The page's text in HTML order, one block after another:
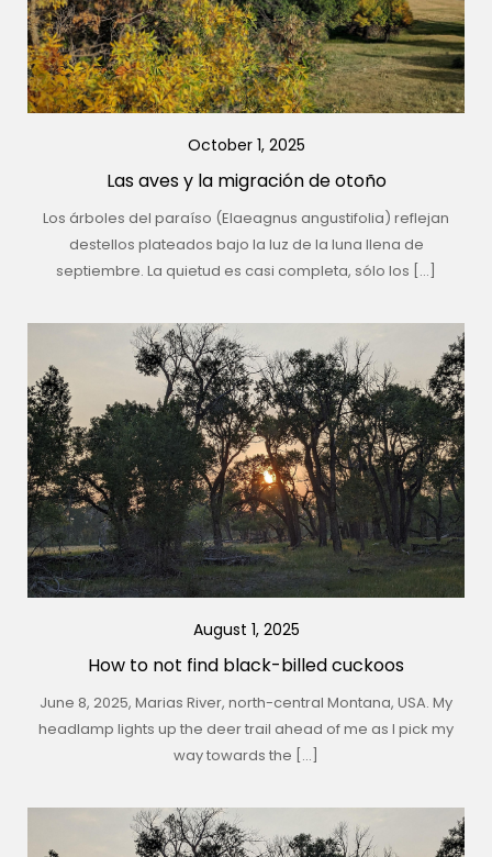
October 1, 2025
Las aves y la migración de otoño
Los árboles del paraíso (Elaeagnus angustifolia) reflejan
destellos plateados bajo la luz de la luna llena de
septiembre. La quietud es casi completa, sólo los […]
August 1, 2025
How to not find black-billed cuckoos
June 8, 2025, Marias River, north-central Montana, USA. My
headlamp lights up the deer trail ahead of me as I pick my
way towards the […]